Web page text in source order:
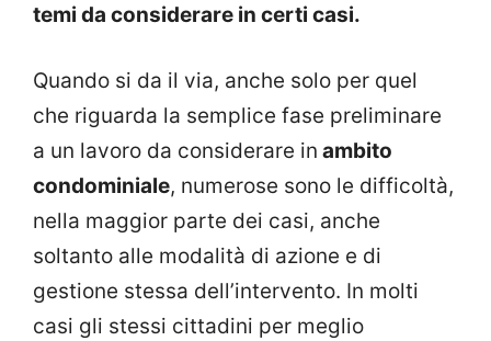
temi da considerare in certi casi.
Quando si da il via, anche solo per quel
che riguarda la semplice fase preliminare
a un lavoro da considerare in ambito
condominiale, numerose sono le difficoltà,
nella maggior parte dei casi, anche
soltanto alle modalità di azione e di
gestione stessa dell’intervento. In molti
casi gli stessi cittadini per meglio